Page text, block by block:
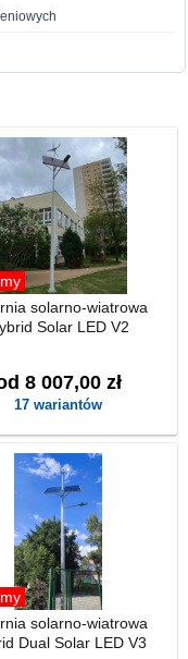
solarno-wiatrowa
Solar LED V2
8 007,00 zł
17 wariantów
solarno-wiatrowa
Dual Solar LED V3